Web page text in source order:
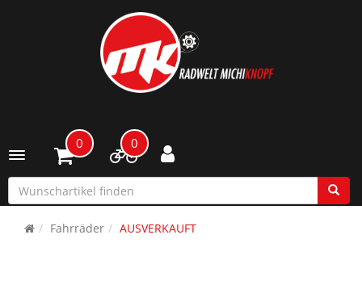
Toggle navigation
0 0
Fahrräder AUSVERKAUFT